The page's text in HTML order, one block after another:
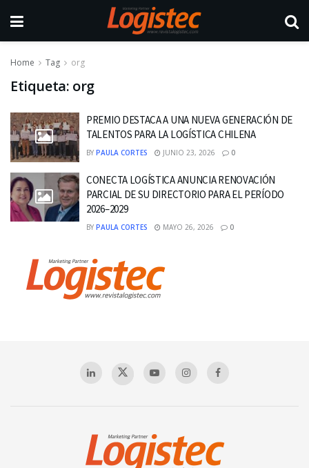
Home Tag org
Etiqueta: org
PREMIO DESTACA A UNA NUEVA GENERACIÓN DE
TALENTOS PARA LA LOGÍSTICA CHILENA
BY PAULA CORTES JUNIO 23, 2026 0
CONECTA LOGÍSTICA ANUNCIA RENOVACIÓN
PARCIAL DE SU DIRECTORIO PARA EL PERÍODO
2026–2029
BY PAULA CORTES MAYO 26, 2026 0